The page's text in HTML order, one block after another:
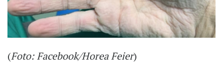
(Foto: Facebook/Horea Feier)